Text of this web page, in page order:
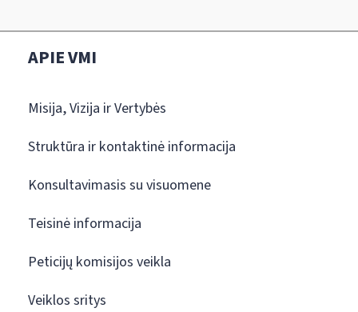
APIE VMI
Misija, Vizija ir Vertybės
Struktūra ir kontaktinė informacija
Konsultavimasis su visuomene
Teisinė informacija
Peticijų komisijos veikla
Veiklos sritys